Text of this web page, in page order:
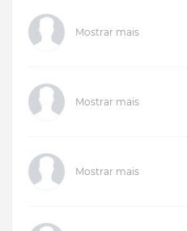
Mostrar mais
Mostrar mais
Mostrar mais